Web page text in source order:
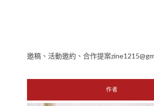
邀稿、活動邀約、合作提案
作者